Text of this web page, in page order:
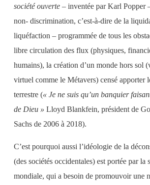
société ouverte – inventée par Karl Popper
non- discrimination, c’est-à-dire de la
liquéfaction – programmée de tous les
libre circulation des flux (physiques,
humains), la création d’un monde hors sol
virtuel comme le Métavers) censé apporter
terrestre (« Je ne suis qu’un banquier
de Dieu » Lloyd Blankfein, président de
Sachs de 2006 à 2018).
C’est pourquoi aussi l’idéologie de la
(des sociétés occidentales) est portée par la
mondiale, qui a besoin de promouvoir une